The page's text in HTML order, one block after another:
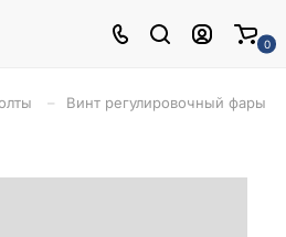
0
Винт регулировочный фары